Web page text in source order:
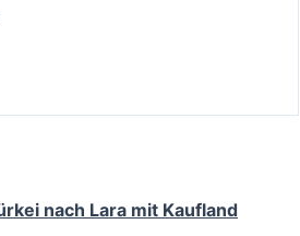
nach Lara mit Kaufland